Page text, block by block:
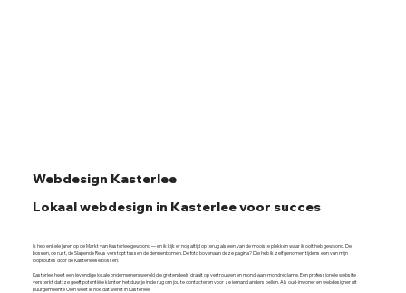
Webdesign Kasterlee
Lokaal webdesign in Kasterlee voor succes
Ik heb enkele jaren op de Markt van Kasterlee gewoond — en ik kijk er nog altijd op terug als een van de mooiste plekken waar ik ooit heb gewoond. De
bossen, de rust, de Slapende Reus verstopt tussen de dennenbomen. De foto bovenaan deze pagina? Die heb ik zelf genomen tijdens een van mijn
looproutes door de Kasterleese bossen.
Kasterlee heeft een levendige lokale ondernemerswereld die grotendeels draait op vertrouwen en mond-aan-mondreclame. Een professionele website
versterkt dat: ze geeft potentiële klanten het duwtje in de rug om jou te contacteren voor ze iemand anders bellen. Als oud-inwoner en webdesigner uit
buurgemeente Olen weet ik hoe dat werkt in Kasterlee.